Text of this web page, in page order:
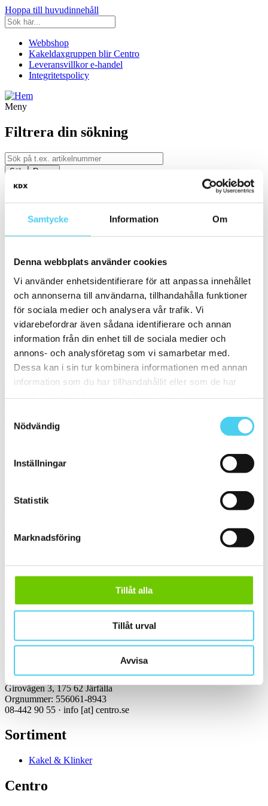
Samtycke Information Om
Denna webbplats använder cookies
Vi använder enhetsidentifierare för att anpassa innehållet
och annonserna till användarna, tillhandahålla funktioner
för sociala medier och analysera vår trafik. Vi
vidarebefordrar även sådana identifierare och annan
information från din enhet till de sociala medier och
annons- och analysföretag som vi samarbetar med.
Dessa kan i sin tur kombinera informationen med annan
information som du har tillhandahållit eller som de har
Nödvändig
Inställningar
Statistik
Marknadsföring
Tillåt alla
Tillåt urval
Avvisa
Hoppa till huvudinnehåll
Webbshop
Kakeldaxgruppen blir Centro
Leveransvillkor e-handel
Integritetspolicy
Meny
Filtrera din sökning
Kategori
Ställ in filter:Kategori
Välj en eller flera serier:
Elegance
Marmoker
Sortera
eller gör om din sökning.
Webbshop
brett utbud till riktigt bra priser.
Med över 30 år i branschen är vi experter på allt inom kakel och
Kakel & klinker
Kontakt
Kundservice Konsument
Öppettider:
Mejl:info[at]centro.se
Centro Kakel & Klinker AB
Girovägen 3, 175 62 Järfälla
Orgnummer: 556061-8943
08-442 90 55 · info [at] centro.se
Sortiment
Kakel & Klinker
Centro